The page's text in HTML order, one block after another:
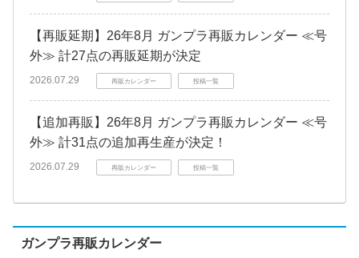
【再販延期】26年8月 ガンプラ再販カレンダー ≪号
外≫ 計27点の再販延期が決定
2026.07.29 再販カレンダー 投稿一覧
【追加再販】26年8月 ガンプラ再販カレンダー ≪号
外≫ 計31点の追加再生産が決定！
2026.07.29 再販カレンダー 投稿一覧
ガンプラ再販カレンダー